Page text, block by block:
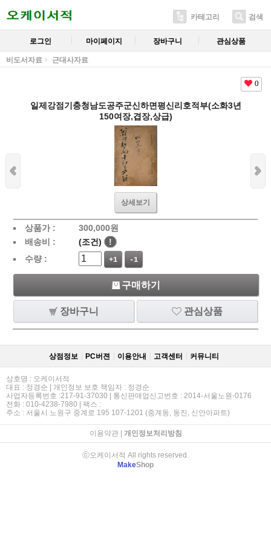
카테고리 검색
로그인 마이페이지 장바구니 관심상품
비도서자료 근대사자료
0
일제강점기충청남도공주군신하면평신리호적부(소화3년
150여장,겹장,상급)
상세보기
상품가 : 300,000원
배송비 :
(조건)
!
수량 :
+1 -1
구매하기
장바구니 관심상품
상점정보 PC버젼 이용안내 고객센터 커뮤니티
상호명 : 오케이서적
대표 : 정경순 | 개인정보 보호 책임자 : 정경순
사업자등록번호 :217-91-37030 | 통신판매업신고번호 : 2014-서울노원-0176
전화 : 010-4238-7980 | 팩스 :
주소 : 서울시 노원구 중계로 195 107-1201 (중계동, 동진, 신안아파트)
이용약관| 개인정보처리방침
ⓒ오케이서적 All rights reserved.
MakeShop